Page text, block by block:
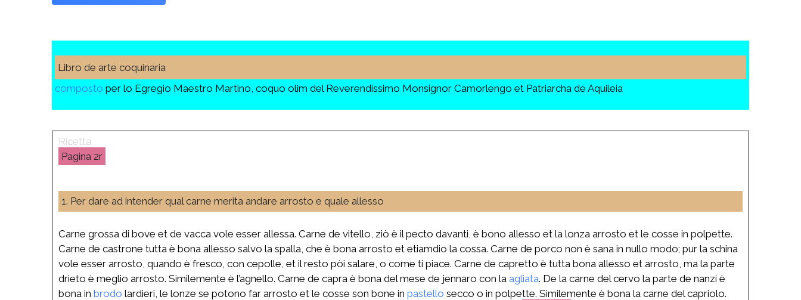
Libro de arte coquinaria
composto per lo Egregio Maestro Martino, coquo olim del Reverendissimo Monsignor Camorlengo et Patriarcha de Aquileia
2r
1. Per dare ad intender qual carne merita andare arrosto e quale allesso
Carne grossa di bove et de vacca vole esser allessa. Carne de vitello, ziò è il pecto davanti, è bono allesso et la lonza arrosto et le cosse in polpette.
Carne de castrone tutta è bona allesso salvo la spalla, che è bona arrosto et etiamdio la cossa. Carne de porco non è sana in nullo modo; pur la schina
vole esser arrosto, quando è fresco, con cepolle, et il resto pòi salare, o come ti piace. Carne de capretto è tutta bona allesso et arrosto, ma la parte
drieto è meglio arrosto. Similemente è l’agnello. Carne de capra è bona del mese de jennaro con la agliata. De la carne del cervo la parte de nanzi è
bona in brodo lardieri, le lonze se potono far arrosto et le cosse son bone in pastello secco o in polpette. Similemente è bona la carne del capriolo.